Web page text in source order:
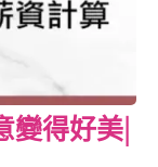
變得好美